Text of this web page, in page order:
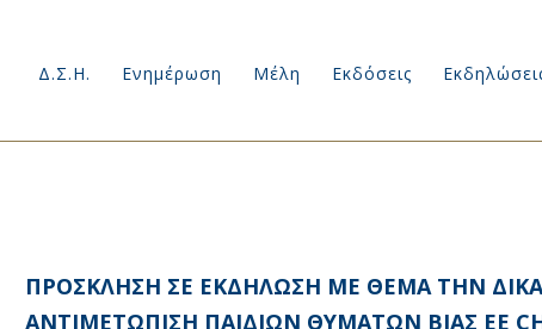
Δ.Σ.Η. Ενημέρωση Μέλη Εκδόσεις
ΠΡΟΣΚΛΗΣΗ ΣΕ ΕΚΔΗΛΩΣΗ ΜΕ ΘΕΜΑ ΤΗΝ
ΑΝΤΙΜΕΤΩΠΙΣΗ ΠΑΙΔΙΩΝ ΘΥΜΑΤΩΝ ΒΙΑΣ ΕΕ